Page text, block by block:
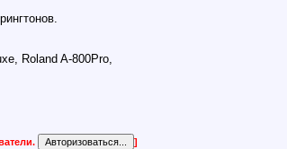
Roland A-800Pro,
]